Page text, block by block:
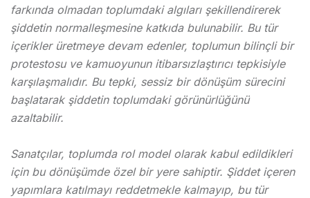
farkında olmadan toplumdaki algıları şekillendirerek
şiddetin normalleşmesine katkıda bulunabilir. Bu tür
içerikler üretmeye devam edenler, toplumun bilinçli bir
protestosu ve kamuoyunun itibarsızlaştırıcı tepkisiyle
karşılaşmalıdır. Bu tepki, sessiz bir dönüşüm sürecini
başlatarak şiddetin toplumdaki görünürlüğünü
azaltabilir.
Sanatçılar, toplumda rol model olarak kabul edildikleri
için bu dönüşümde özel bir yere sahiptir. Şiddet içeren
yapımlara katılmayı reddetmekle kalmayıp, bu tür